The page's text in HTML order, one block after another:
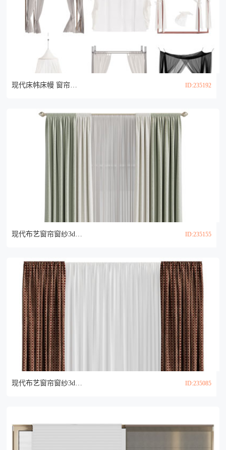
现代床帏床幔 窗帘帷幔 蚊帐 纱帘3d模型 ID:235192
现代布艺窗帘窗纱3d模型 ID:235155
现代布艺窗帘窗纱3d模型 ID:235085